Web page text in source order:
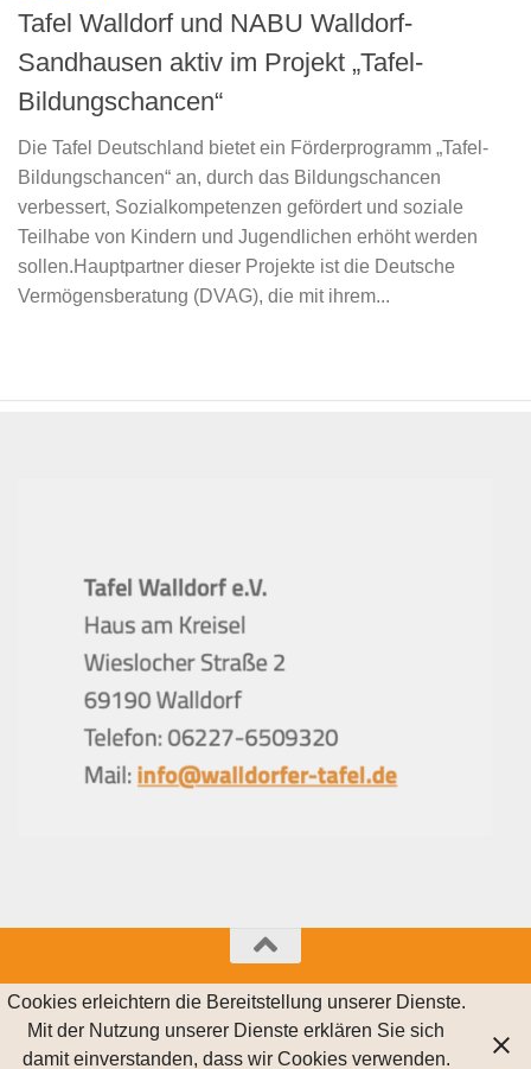
Tafel Walldorf und NABU Walldorf-
Sandhausen aktiv im Projekt „Tafel-
Bildungschancen“
Die Tafel Deutschland bietet ein Förderprogramm „Tafel-
Bildungschancen“ an, durch das Bildungschancen
verbessert, Sozialkompetenzen gefördert und soziale
Teilhabe von Kindern und Jugendlichen erhöht werden
sollen.Hauptpartner dieser Projekte ist die Deutsche
Vermögensberatung (DVAG), die mit ihrem...
© 2021 Walldorfer Tafel e.V.
Powered by - Entworfen mit demHueman-Theme
Cookies erleichtern die Bereitstellung unserer Dienste.
Mit der Nutzung unserer Dienste erklären Sie sich
damit einverstanden, dass wir Cookies verwenden.